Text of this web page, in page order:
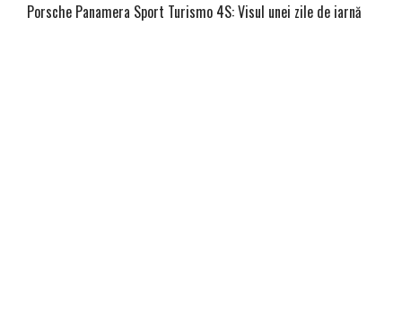
Porsche Panamera Sport Turismo 4S: Visul unei zile de iarnă